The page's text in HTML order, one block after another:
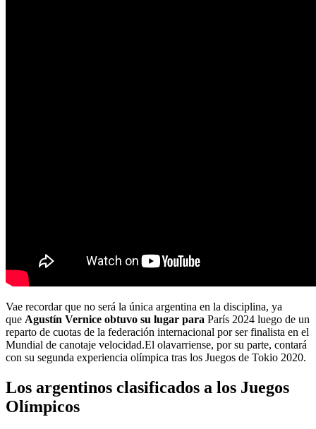
Vae recordar que no será la única argentina en la disciplina, ya
que Agustín Vernice obtuvo su lugar para París 2024 luego de un
reparto de cuotas de la federación internacional por ser finalista en el
Mundial de canotaje velocidad.El olavarriense, por su parte, contará
con su segunda experiencia olímpica tras los Juegos de Tokio 2020.
Los argentinos clasificados a los Juegos
Olímpicos